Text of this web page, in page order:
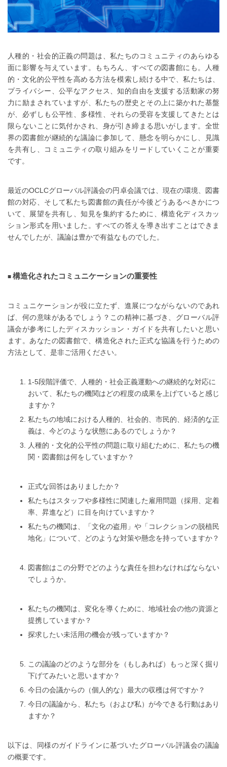
人種的・社会的正義の問題は、私たちのコミュニティのあらゆる
面に影響を与えています。もちろん、すべての図書館にも。人種
的・文化的公平性を高める方法を模索し続ける中で、私たちは、
プライバシー、公平なアクセス、知的自由を支援する活動家の努
力に励まされていますが、私たちの歴史とその上に築かれた基盤
が、必ずしも公平性、多様性、それらの受容を支援してきたとは
限らないことに気付かされ、身が引き締まる思いがします。全世
界の図書館が継続的な議論に参加して、懸念を明らかにし、見識
を共有し、コミュニティの取り組みをリードしていくことが重要
です。
最近のOCLCグローバル評議会の円卓会議では、現在の環境、図書
館の対応、そして私たち図書館の責任が今後どうあるべきかにつ
いて、展望を共有し、知見を集約するために、構造化ディスカッ
ション形式を用いました。すべての答えを導き出すことはできま
せんでしたが、議論は豊かで有益なものでした。
構造化されたコミュニケーションの重要性
コミュニケーションが役に立たず、進展につながらないのであれ
ば、何の意味があるでしょう？この精神に基づき、グローバル評
議会が参考にしたディスカッション・ガイドを共有したいと思い
ます。あなたの図書館で、構造化された正式な協議を行うための
方法として、是非ご活用ください。
1-5段階評価で、人種的・社会正義運動への継続的な対応に
おいて、私たちの機関はどの程度の成果を上げていると感じ
ますか？
私たちの地域における人種的、社会的、市民的、経済的な正
義は、今どのような状態にあるのでしょうか？
人種的・文化的公平性の問題に取り組むために、私たちの機
関・図書館は何をしていますか？
正式な回答はありましたか？
私たちはスタッフや多様性に関連した雇用問題（採用、定着
率、昇進など）に目を向けていますか？
私たちの機関は、「文化の盗用」や「コレクションの脱植民
地化」について、どのような対策や懸念を持っていますか？
図書館はこの分野でどのような責任を担わなければならない
でしょうか。
私たちの機関は、変化を導くために、地域社会の他の資源と
提携していますか？
探求したい未活用の機会が残っていますか？
この議論のどのような部分を（もしあれば）もっと深く掘り
下げてみたいと思いますか？
今日の会議からの（個人的な）最大の収穫は何ですか？
今日の議論から、私たち（および私）が今できる行動はあり
ますか？
以下は、同様のガイドラインに基づいたグローバル評議会の議論
の概要です。